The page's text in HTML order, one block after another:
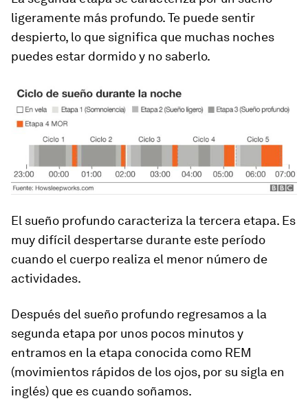
ligeramente más profundo.Te puede sentir
despierto, lo que significa que muchas noches
puedes estar dormido y no saberlo.
El sueño profundo caracteriza la tercera etapa. Es
muy difícil despertarse durante este período
cuando el cuerpo realiza el menor número de
actividades.
Después del sueño profundo regresamos a la
segunda etapa por unos pocos minutos y
entramos en la etapa conocida como REM
(movimientos rápidos de los ojos, por su sigla en
inglés) que es cuando soñamos.